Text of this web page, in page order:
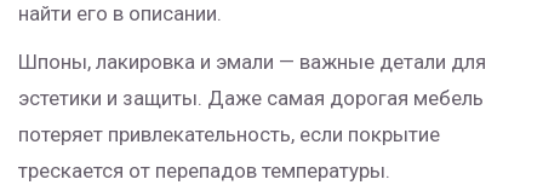
найти его в описании.
Шпоны, лакировка и эмали — важные детали для
эстетики и защиты. Даже самая дорогая мебель
потеряет привлекательность, если покрытие
трескается от перепадов температуры.